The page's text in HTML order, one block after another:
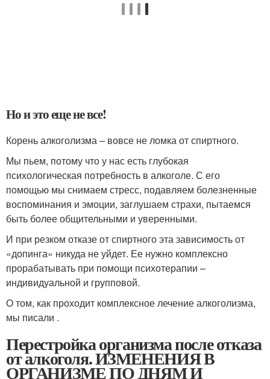
Но и это еще не все!
Корень алкоголизма – вовсе не ломка от спиртного.
Мы пьем, потому что у нас есть глубокая
психологическая потребность в алкоголе. С его
помощью мы снимаем стресс, подавляем болезненные
воспоминания и эмоции, заглушаем страхи, пытаемся
быть более общительными и уверенными.
И при резком отказе от спиртного эта зависимость от
«допинга» никуда не уйдет. Ее нужно комплексно
прорабатывать при помощи психотерапии –
индивидуальной и групповой.
О том, как проходит комплексное лечение алкоголизма,
мы писали .
Перестройка организма после отказа
от алкоголя. ИЗМЕНЕНИЯ В
ОРГАНИЗМЕ ПО ДНЯМ И